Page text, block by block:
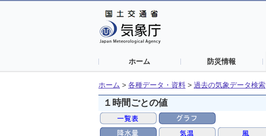
ホーム 防災情報
ホーム > 各種データ・資料 > 過去の気象データ検索
１時間ごとの値